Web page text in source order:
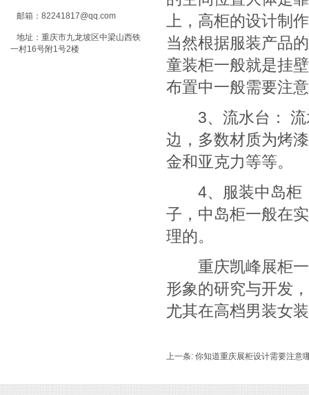
邮箱： 82241817@qq.com
地址：重庆市九龙坡区中梁山西铁
一村16号附1号2楼
上，高柜的设计制
当然根据服装产品
童装柜一般就是挂
布置中一般需要注
3、流水台： 流
边，多数材质为烤
金和亚克力等等。
4、服装中岛柜：
子，中岛柜一般在
理的。
重庆凯峰展柜一
形象的研究与开发
尤其在高档男装女
上一条: 你知道重庆展柜设计需要注意